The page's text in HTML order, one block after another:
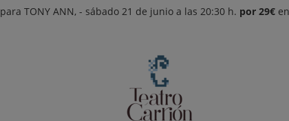
para TONY ANN, - sábado 21 de junio a las 20:30 h. por 29€